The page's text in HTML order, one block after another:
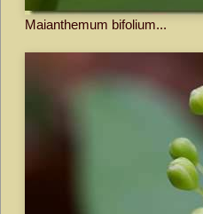
Maianthemum bifolium...